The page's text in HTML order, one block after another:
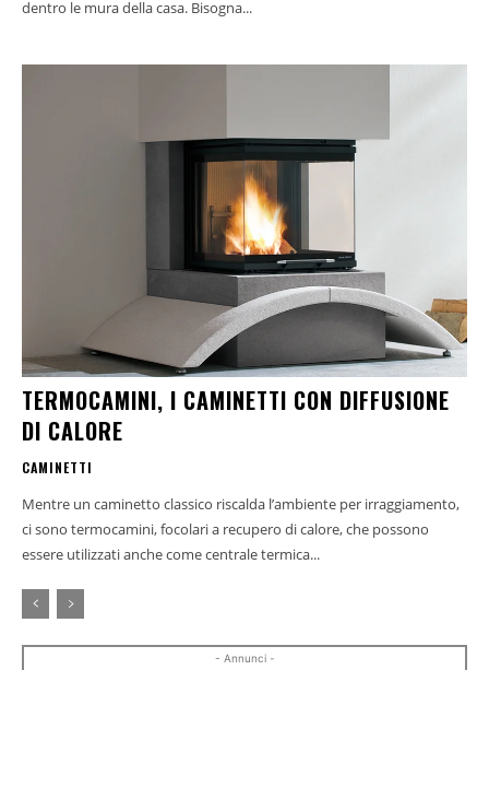
dentro le mura della casa. Bisogna...
TERMOCAMINI, I CAMINETTI CON DIFFUSIONE
DI CALORE
CAMINETTI
Mentre un caminetto classico riscalda l’ambiente per irraggiamento,
ci sono termocamini, focolari a recupero di calore, che possono
essere utilizzati anche come centrale termica...
- Annunci -